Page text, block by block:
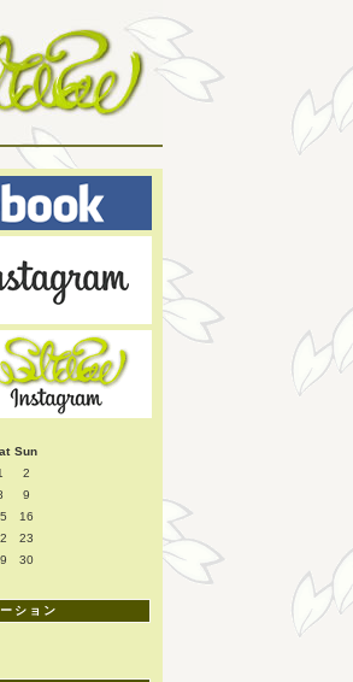
Sun
2
9
16
23
30
ション